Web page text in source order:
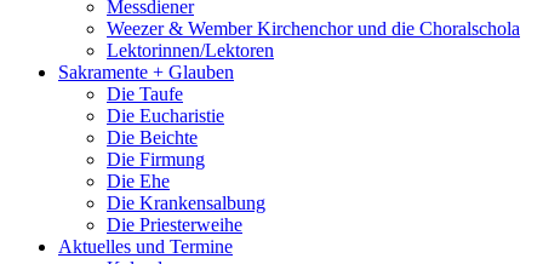
Messdiener
Weezer & Wember Kirchenchor und die Choralschola
Lektorinnen/Lektoren
Sakramente + Glauben
Die Taufe
Die Eucharistie
Die Beichte
Die Firmung
Die Ehe
Die Krankensalbung
Die Priesterweihe
Aktuelles und Termine